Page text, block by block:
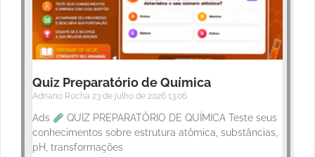
Quiz Preparatório de Química
Adriano Rocha 23 de julho de 2026 13:06
Ads
QUIZ PREPARATÓRIO DE QUÍMICA Teste seus
conhecimentos sobre estrutura atômica, substâncias,
pH, transformações